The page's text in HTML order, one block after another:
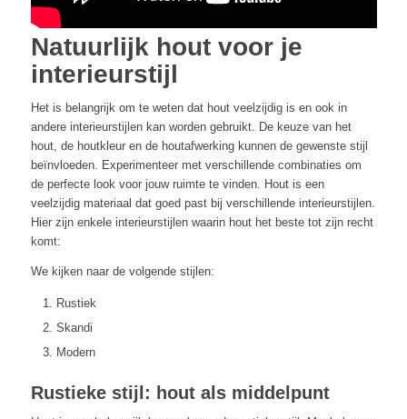
Natuurlijk hout voor je
interieurstijl
Het is belangrijk om te weten dat hout veelzijdig is en ook in
andere interieurstijlen kan worden gebruikt. De keuze van het
hout, de houtkleur en de houtafwerking kunnen de gewenste stijl
beïnvloeden. Experimenteer met verschillende combinaties om
de perfecte look voor jouw ruimte te vinden. Hout is een
veelzijdig materiaal dat goed past bij verschillende interieurstijlen.
Hier zijn enkele interieurstijlen waarin hout het beste tot zijn recht
komt:
We kijken naar de volgende stijlen:
Rustiek
Skandi
Modern
Rustieke stijl: hout als middelpunt